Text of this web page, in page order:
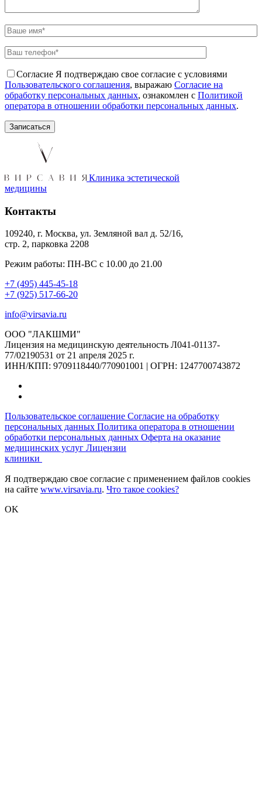
Согласие Я подтверждаю свое согласие с условиями
Пользовательского соглашения, выражаю Согласие на
обработку персональных данных, ознакомлен с Политикой
оператора в отношении обработки персональных данных.
Клиника эстетической
медицины
Контакты
109240, г. Москва, ул. Земляной вал д. 52/16,
стр. 2, парковка 2208
Режим работы: ПН-ВС с 10.00 до 21.00
+7 (495) 445-45-18
+7 (925) 517-66-20
info@virsavia.ru
ООО "ЛАКШМИ"
Лицензия на медицинскую деятельность Л041-01137-
77/02190531 от 21 апреля 2025 г.
ИНН/КПП: 9709118440/770901001 | ОГРН: 1247700743872
Пользовательское соглашение Согласие на обработку
персональных данных Политика оператора в отношении
обработки персональных данных Оферта на оказание
медицинских услуг Лицензии
клиники
Я подтверждаю свое согласие с применением файлов cookies
на сайте www.virsavia.ru. Что такое cookies?
OK